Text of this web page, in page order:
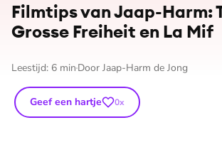
Filmtips van Jaap-Harm:
Grosse Freiheit en La Mif
Leestijd: 6 min Door Jaap-Harm de Jong
Geef een hartje 0x